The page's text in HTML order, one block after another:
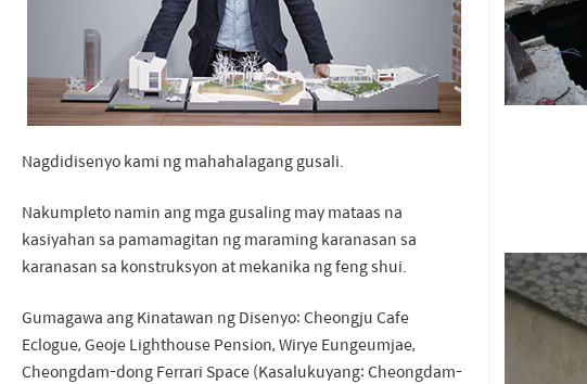
Nagdidisenyo kami ng mahahalagang gusali.
Nakumpleto namin ang mga gusaling may mataas na
kasiyahan sa pamamagitan ng maraming karanasan sa
karanasan sa konstruksyon at mekanika ng feng shui.
Gumagawa ang Kinatawan ng Disenyo: Cheongju Cafe
Eclogue, Geoje Lighthouse Pension, Wirye Eungeumjae,
Cheongdam-dong Ferrari Space (Kasalukuyang: Cheongdam-